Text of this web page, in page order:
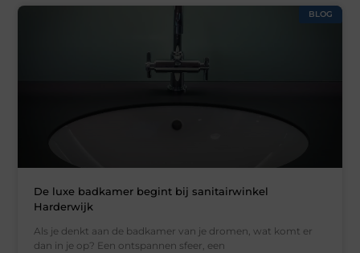
BLOG
De luxe badkamer begint bij sanitairwinkel
Harderwijk
Als je denkt aan de badkamer van je dromen, wat komt er
dan in je op? Een ontspannen sfeer, een